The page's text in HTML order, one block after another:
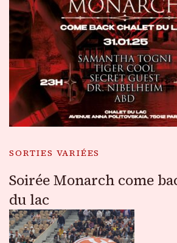
SORTIES VARIÉES
Soirée Monarch come
du lac